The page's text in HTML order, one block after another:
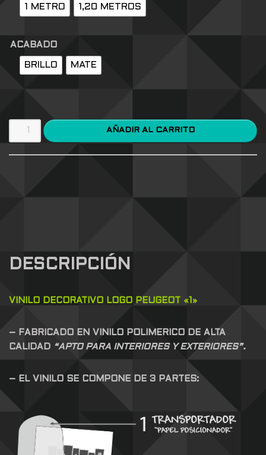
1 METRO 1,20 METROS
ACABADO
BRILLO MATE
AÑADIR AL CARRITO
DESCRIPCIÓN
VINILO DECORATIVO LOGO PEUGEOT «1»
– FABRICADO EN VINILO POLIMERICO DE ALTA
CALIDAD “APTO PARA INTERIORES Y EXTERIORES”.
– EL VINILO SE COMPONE DE 3 PARTES: